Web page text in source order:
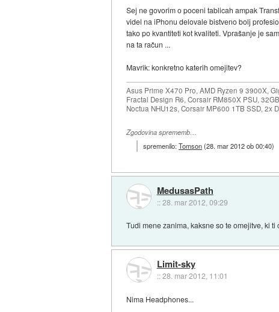
Sej ne govorim o poceni tablicah ampak
videl na iPhonu delovale bistveno bolj
tako po kvantiteti kot kvaliteti. Vprašanje je
na ta račun ...
Mavrik: konkretno katerih omejitev?
Asus Prime X470 Pro, AMD Ryzen 9 3900X,
Fractal Design R6, Corsair RM850X PSU,
Noctua NHU12s, Corsair MP600 1TB SSD, 2x
Zgodovina sprememb…
spremenilo:Tomson(28. mar 2012 ob 00:40)
MedusasPath
::28. mar 2012, 09:29
Tudi mene zanima, kaksne so te omejitve, ki
Limit-sky
::28. mar 2012, 11:01
Nima Headphones...